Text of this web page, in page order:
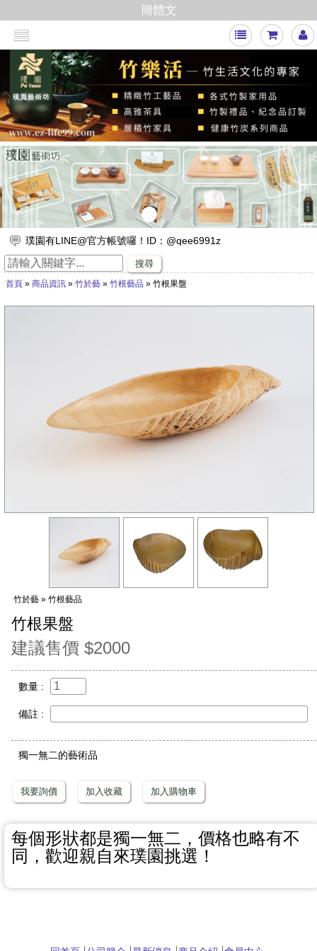
簡體文
< >
璞園有LINE@官方帳號囉！ID：@qee6991z
放假出遊，來竹山璞園享受一趟竹與木化石的自然之旅吧！
竹子的專家，有任何與竹相關的問題歡迎找璞園！
【舒浮沙發】隆重登場
搜尋
首頁» 商品資訊» 竹於藝» 竹根藝品 » 竹根果盤
竹於藝 » 竹根藝品
竹根果盤
建議售價 $2000
數量 :
備註 :
獨一無二的藝術品
我要詢價 加入收藏 加入購物車
每個形狀都是獨一無二，價格也略有不
同，歡迎親自來璞園挑選！